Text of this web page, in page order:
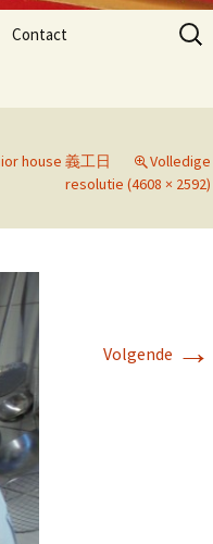
Contact
Search
for:
house 義工日
Volledige
resolutie (4608 × 2592)
Volgende →